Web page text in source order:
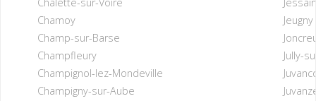
Chamoy
Champ-sur-Barse
Champfleury
Champignol-lez-Mondeville
Champigny-sur-Aube
Jeugny
Jully-